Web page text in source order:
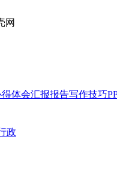
网
体会汇报报告写作技巧
政